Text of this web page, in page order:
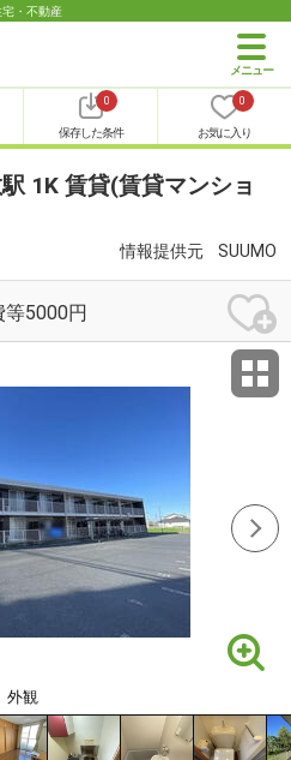
宅・不動産
0
保存した条件
0
お気に入り
1K 賃貸(賃貸マンショ
情報提供元 SUUMO
5000円
外観